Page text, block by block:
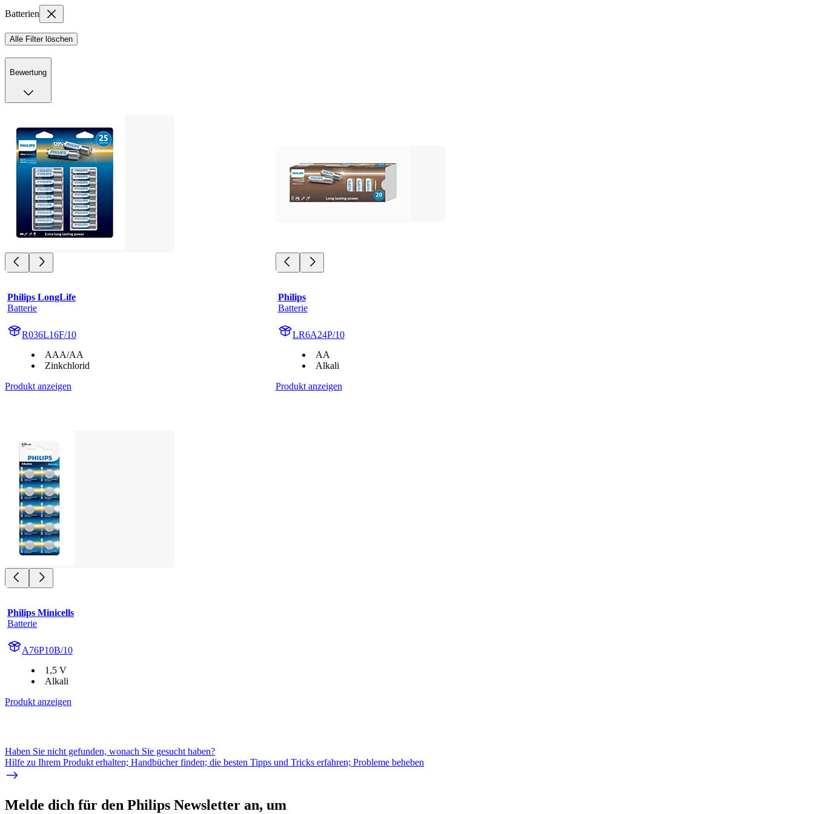
Batterien
Alle Filter löschen
Bewertung
Philips LongLife
Batterie
R036L16F/10
AAA/AA
Zinkchlorid
Produkt anzeigen
Philips
Batterie
LR6A24P/10
AA
Alkali
Produkt anzeigen
Philips Minicells
Batterie
A76P10B/10
1,5 V
Alkali
Produkt anzeigen
Haben Sie nicht gefunden, wonach Sie gesucht haben?
Hilfe zu Ihrem Produkt erhalten; Handbücher finden; die besten Tipps und Tricks erfahren; Probleme beheben
Melde dich für den Philips Newsletter an, um